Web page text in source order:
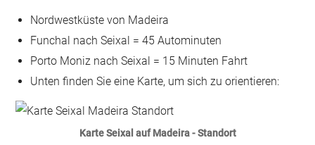
Nordwestküste von Madeira
Funchal nach Seixal = 45 Autominuten
Porto Moniz nach Seixal = 15 Minuten Fahrt
Unten finden Sie eine Karte, um sich zu orientieren:
Karte Seixal auf Madeira - Standort